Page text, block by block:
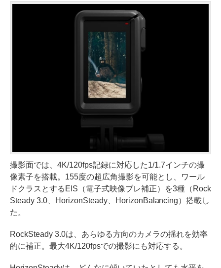
撮影面では、4K/120fps記録に対応した1/1.7インチの撮
像素子を搭載。155度の超広角撮影を可能とし、ワール
ドクラスとするEIS（電子式映像ブレ補正）を3種（Rock
Steady 3.0、HorizonSteady、HorizonBalancing）搭載し
た。
RockSteady 3.0は、あらゆる方向のカメラの揺れを効率
的に補正。最大4K/120fpsでの撮影にも対応する。